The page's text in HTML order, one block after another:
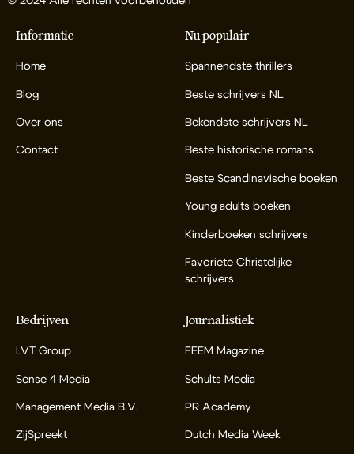
Informatie
Home
Blog
Over ons
Contact
Nu populair
Spannendste thrillers
Beste schrijvers NL
Bekendste schrijvers NL
Beste historische romans
Beste Scandinavische boeken
Young adults boeken
Kinderboeken schrijvers
Favoriete Christelijke
schrijvers
Bedrijven
LVT Group
Sense 4 Media
Management Media B.V.
ZijSpreekt
Journalistiek
FEEM Magazine
Schults Media
PR Academy
Dutch Media Week